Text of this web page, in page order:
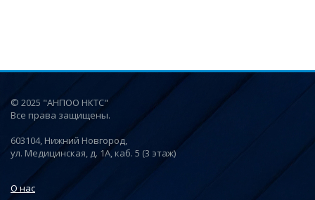
© 2025 "АНПОО НКТС"
Все права защищены.
603104, Нижний Новгород,
ул. Медицинская, д. 1А, каб. 5 (3 этаж)
О нас